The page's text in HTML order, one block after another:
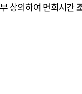
상의하여 면회시간